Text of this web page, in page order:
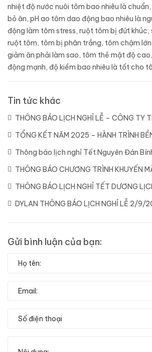
nhiệt độ nước nuôi tôm bao nhiêu là chuẩn,
bỏ ăn, pH ao tôm dao động bao nhiêu là
động làm tôm stress, ruột tôm bị đứt khúc,
ruột tôm, tôm bị phân trắng, tôm chậm
giảm ăn phải làm sao, tôm thẻ mật độ cao,
động mạnh, độ kiềm bao nhiêu là tốt cho
Tin tức khác
THÔNG BÁO LỊCH NGHỈ LỄ – CÔNG TY
DYLAN (21/04/2026)
TỔNG KẾT NĂM 2025 – HÀNH TRÌNH
MÌNH CÙNG DYLAN(11/02/2026)
Thông báo lịch nghỉ Tết Nguyên Đán
ty Dylan(04/02/2026)
THÔNG BÁO CHƯƠNG TRÌNH KHUYẾN
THÔNG BÁO LỊCH NGHỈ TẾT DƯƠNG
(29/12/2025)
DYLAN THÔNG BÁO LỊCH NGHỈ LỄ 2/9/
Gửi bình luận của bạn: